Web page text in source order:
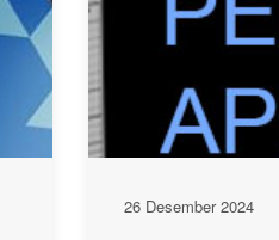
26 Desember 2024